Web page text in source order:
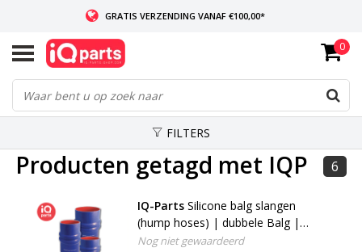
GRATIS VERZENDING VANAF €100,00*
INDIEN VOORRADIG: VOOR 14:00 BESTELD, ZELFDE DAG VERZONDEN
WERELDWIJDE LEVERING
0
FILTERS
Producten getagd met IQP 6
IQ-Parts Silicone balg slangen
(hump hoses) | dubbele Balg |
voor natte uitlaat scheepsmotoren
Nog niet gewaardeerd